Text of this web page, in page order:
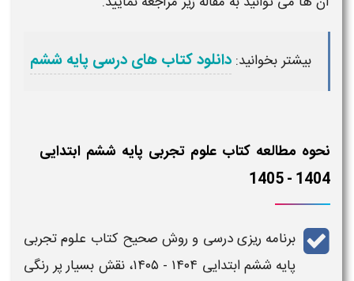
بیشتر بخوانید: دانلود کتاب های درسی پایه ششم
نحوه مطالعه کتاب علوم تجربی ​​پایه ششم ابتدایی
1404 - 1405
برنامه ریزی درسی و روش صحیح کتاب علوم تجربی
​​پایه ششمابتدایی ۱۴۰۴ - ۱۴۰۵
، نقش بسیار پر رنگی